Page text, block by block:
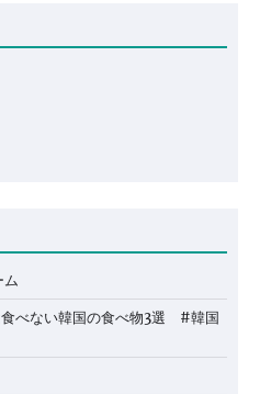
ム
食べない韓国の食べ物3選 #韓国